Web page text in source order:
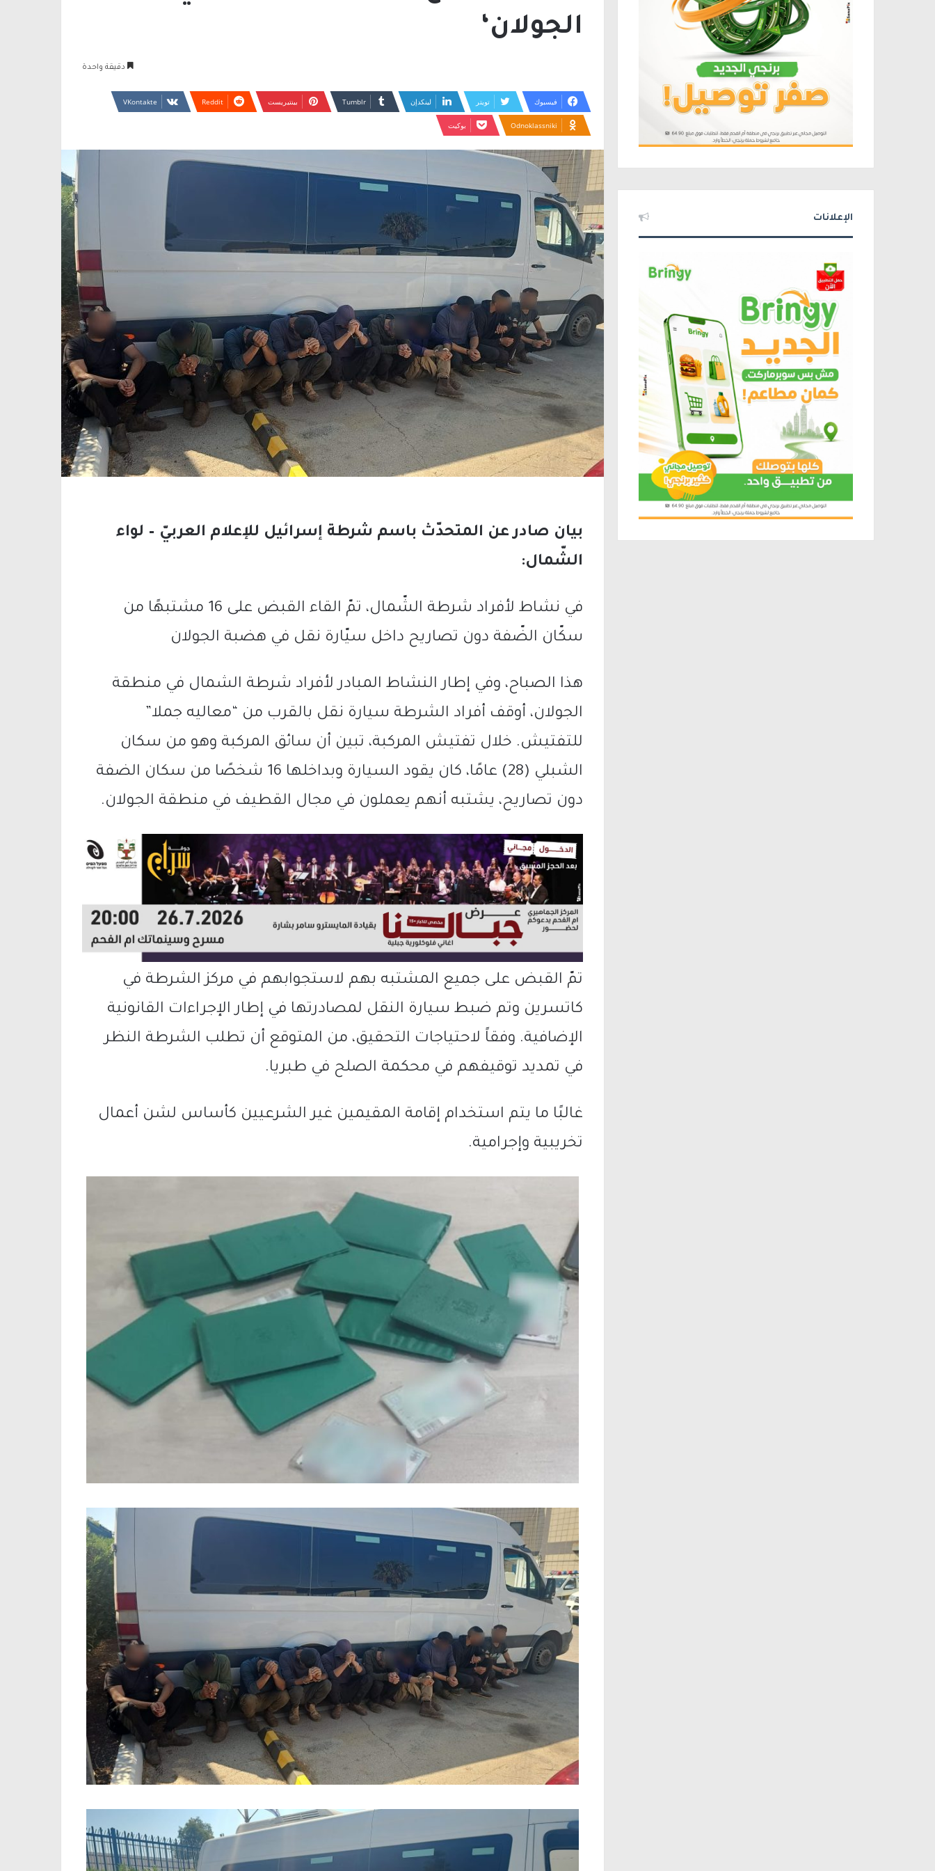
الجولان‘
دقيقة واحدة
فيسبوك تويتر لينكدإن بينتيريست
Odnoklassniki بوكيت
بيان صادر عن المتحدّث باسم شرطة إسرائيل للإعلام العربيّ – لواء
الشّمال:
في نشاط لأفراد شرطة الشّمال، تمّ القاء القبض على 16 مشتبهًا من
سكّان الضّفة دون تصاريح داخل سيّارة نقل في هضبة الجولان
هذا الصباح، وفي إطار النشاط المبادر لأفراد شرطة الشمال في منطقة
الجولان، أوقف أفراد الشرطة سيارة نقل بالقرب من “معاليه جملا”
للتفتيش. خلال تفتيش المركبة، تبين أن سائق المركبة وهو من سكان
الشبلي (28) عامًا، كان يقود السيارة وبداخلها 16 شخصًا من سكان الضفة
دون تصاريح، يشتبه أنهم يعملون في مجال القطيف في منطقة الجولان.
تمّ القبض على جميع المشتبه بهم لاستجوابهم في مركز الشرطة في
كاتسرين وتم ضبط سيارة النقل لمصادرتها في إطار الإجراءات القانونية
الإضافية. وفقاً لاحتياجات التحقيق، من المتوقع أن تطلب الشرطة النظر
في تمديد توقيفهم في محكمة الصلح في طبريا.
غالبًا ما يتم استخدام إقامة المقيمين غير الشرعيين كأساس لشن أعمال
تخريبية وإجرامية.
الإعلانات